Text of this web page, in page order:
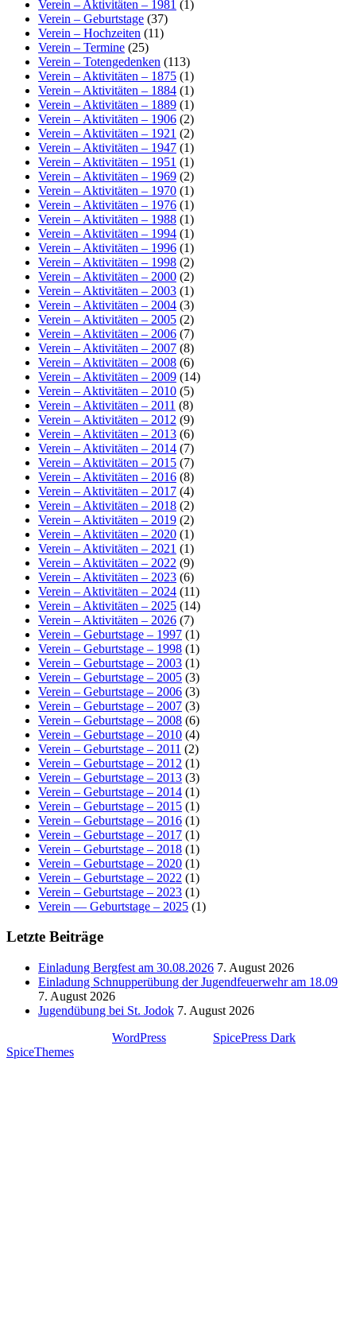
Verein – Aktivitäten – 1981 (1)
Verein – Geburtstage (37)
Verein – Hochzeiten (11)
Verein – Termine (25)
Verein – Totengedenken (113)
Verein – Aktivitäten – 1875 (1)
Verein – Aktivitäten – 1884 (1)
Verein – Aktivitäten – 1889 (1)
Verein – Aktivitäten – 1906 (2)
Verein – Aktivitäten – 1921 (2)
Verein – Aktivitäten – 1947 (1)
Verein – Aktivitäten – 1951 (1)
Verein – Aktivitäten – 1969 (2)
Verein – Aktivitäten – 1970 (1)
Verein – Aktivitäten – 1976 (1)
Verein – Aktivitäten – 1988 (1)
Verein – Aktivitäten – 1994 (1)
Verein – Aktivitäten – 1996 (1)
Verein – Aktivitäten – 1998 (2)
Verein – Aktivitäten – 2000 (2)
Verein – Aktivitäten – 2003 (1)
Verein – Aktivitäten – 2004 (3)
Verein – Aktivitäten – 2005 (2)
Verein – Aktivitäten – 2006 (7)
Verein – Aktivitäten – 2007 (8)
Verein – Aktivitäten – 2008 (6)
Verein – Aktivitäten – 2009 (14)
Verein – Aktivitäten – 2010 (5)
Verein – Aktivitäten – 2011 (8)
Verein – Aktivitäten – 2012 (9)
Verein – Aktivitäten – 2013 (6)
Verein – Aktivitäten – 2014 (7)
Verein – Aktivitäten – 2015 (7)
Verein – Aktivitäten – 2016 (8)
Verein – Aktivitäten – 2017 (4)
Verein – Aktivitäten – 2018 (2)
Verein – Aktivitäten – 2019 (2)
Verein – Aktivitäten – 2020 (1)
Verein – Aktivitäten – 2021 (1)
Verein – Aktivitäten – 2022 (9)
Verein – Aktivitäten – 2023 (6)
Verein – Aktivitäten – 2024 (11)
Verein – Aktivitäten – 2025 (14)
Verein – Aktivitäten – 2026 (7)
Verein – Geburtstage – 1997 (1)
Verein – Geburtstage – 1998 (1)
Verein – Geburtstage – 2003 (1)
Verein – Geburtstage – 2005 (3)
Verein – Geburtstage – 2006 (3)
Verein – Geburtstage – 2007 (3)
Verein – Geburtstage – 2008 (6)
Verein – Geburtstage – 2010 (4)
Verein – Geburtstage – 2011 (2)
Verein – Geburtstage – 2012 (1)
Verein – Geburtstage – 2013 (3)
Verein – Geburtstage – 2014 (1)
Verein – Geburtstage – 2015 (1)
Verein – Geburtstage – 2016 (1)
Verein – Geburtstage – 2017 (1)
Verein – Geburtstage – 2018 (1)
Verein – Geburtstage – 2020 (1)
Verein – Geburtstage – 2022 (1)
Verein – Geburtstage – 2023 (1)
Verein — Geburtstage – 2025 (1)
Letzte Beiträge
Einladung Bergfest am 30.08.2026 7. August 2026
Einladung Schnupperübung der Jugendfeuerwehr am 18.09
7. August 2026
Jugendübung bei St. Jodok 7. August 2026
WordPress SpicePress Dark
SpiceThemes